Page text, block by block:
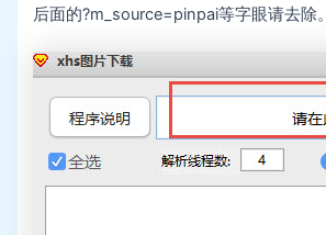
后面的?m_source=pinpai等字眼请去除。